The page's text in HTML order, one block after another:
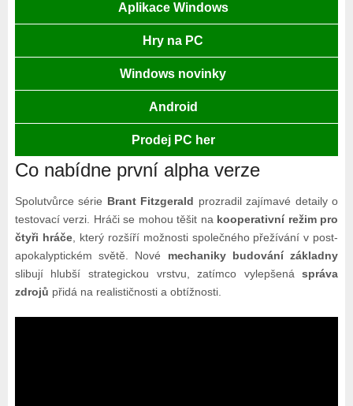
Aplikace Windows
Hry na PC
Windows novinky
Android
Prodej PC her
Co nabídne první alpha verze
Spolutvůrce série Brant Fitzgerald prozradil zajímavé detaily o
testovací verzi. Hráči se mohou těšit na kooperativní režim pro
čtyři hráče, který rozšíří možnosti společného přežívání v post-
apokalyptickém světě. Nové mechaniky budování základny
slibují hlubší strategickou vrstvu, zatímco vylepšenáspráva
zdrojů přidá na realističnosti a obtížnosti.